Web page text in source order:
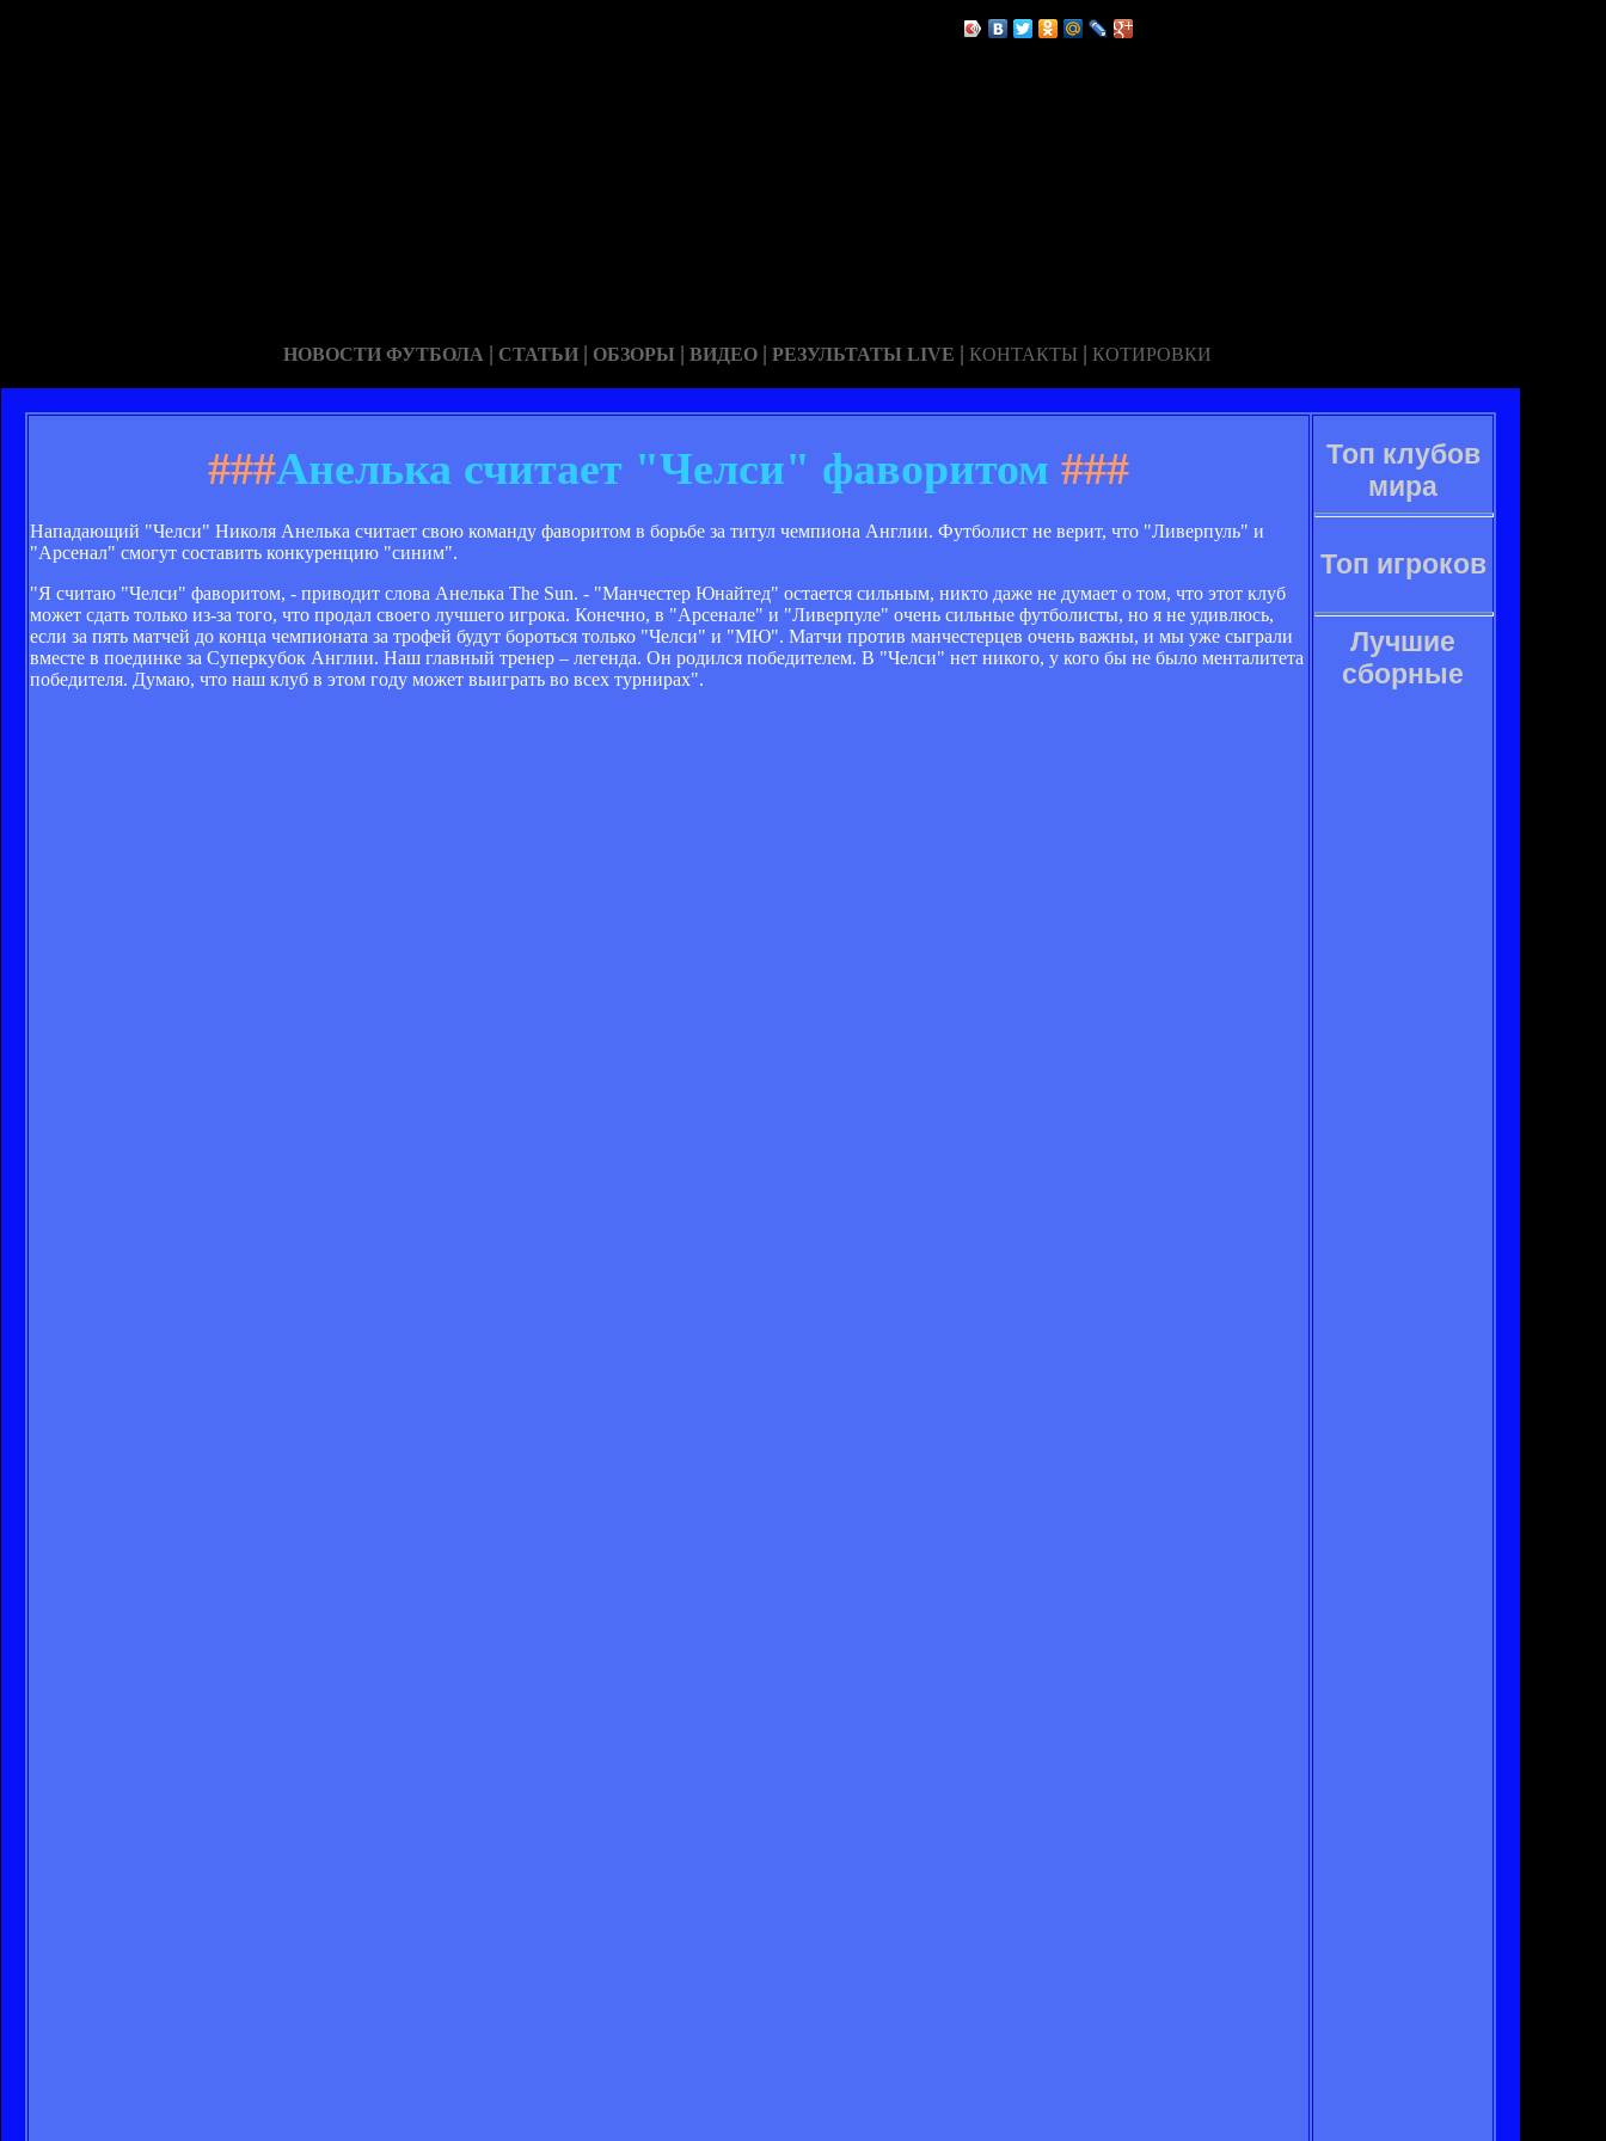
НОВОСТИ ФУТБОЛА | СТАТЬИ | ОБЗОРЫ | ВИДЕО | РЕЗУЛЬТАТЫ LIVE | КОНТАКТЫ | КОТИРОВКИ
###Анелька считает "Челси" фаворитом ###
Нападающий "Челси" Николя Анелька считает свою команду фаворитом в борьбе за титул чемпиона Англии. Футболист не верит, что "Ливерпуль" и
"Арсенал" смогут составить конкуренцию "синим".
"Я считаю "Челси" фаворитом, - приводит слова Анелька The Sun. - "Манчестер Юнайтед" остается сильным, никто даже не думает о том, что этот клуб
может сдать только из-за того, что продал своего лучшего игрока. Конечно, в "Арсенале" и "Ливерпуле" очень сильные футболисты, но я не удивлюсь,
если за пять матчей до конца чемпионата за трофей будут бороться только "Челси" и "МЮ". Матчи против манчестерцев очень важны, и мы уже сыграли
вместе в поединке за Суперкубок Англии. Наш главный тренер – легенда. Он родился победителем. В "Челси" нет никого, у кого бы не было менталитета
победителя. Думаю, что наш клуб в этом году может выиграть во всех турнирах".
Топ клубов
мира
Топ игроков
Лучшие
сборные